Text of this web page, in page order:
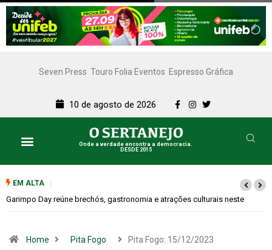
Seven Press Touro Folia Eventos Espresso Gráfica
10 de agosto de 2026
Onde a verdade encontra a democracia.
DESDE 2015
EM ALTA
Bugonia transforma paranoia e conspiração em um suspense imprevisível
Home Pita Fogo Pita Fogo: 15/12/2023